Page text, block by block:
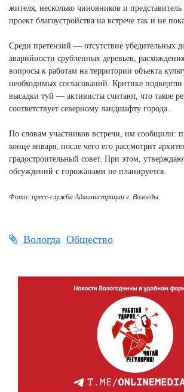
жителя, несколько чиновников и
проект благоустройства на встрече так и не
Среди претензий — отсутствие убедительных
аварийности срубленных деревьев,
вопросы к работам на территории объекта
необходимых согласований. Критике
высадки туй — активисты считают, что такое
соответствует северному ландшафту города.
По словам участников встречи, им сообщили:
конце января, после чего его рассмотрит
градостроительный совет. При этом,
обсуждений с горожанами не планируется.
Фото: пресс-служба Администрации г. Вологды.
Вологда Общество